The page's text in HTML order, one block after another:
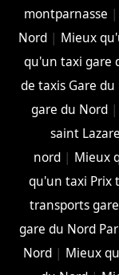
montparnasse |
Nord| Mieux
qu'un taxi gare
de taxis Gare du
gare du Nord|
saint Lazare
nord| Mieux
qu'un taxi Prix
transports
gare du Nord
Nord | Mieux